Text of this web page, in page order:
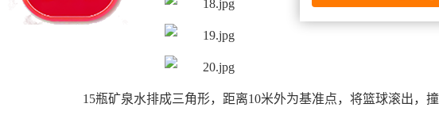
15瓶矿泉水排成三角形，距离10米外为基准点，将篮球滚出，